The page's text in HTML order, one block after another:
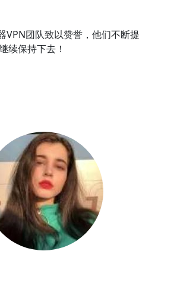
VPN团队致以赞誉，他们不断提
续保持下去！